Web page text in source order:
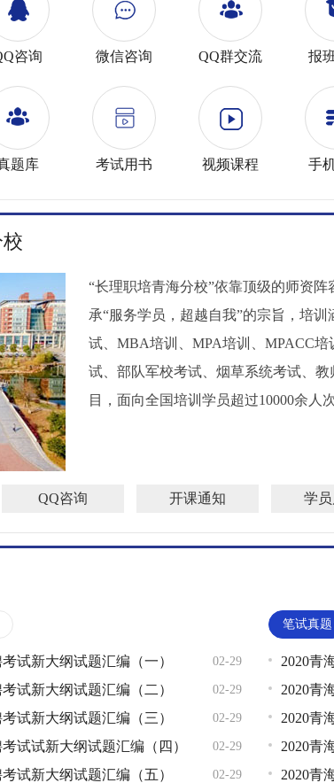
咨询 微信咨询 QQ群交流 报
题库 考试用书 视频课程 手
“长理职培青海分校”依靠顶级的师资
承“服务学员，超越自我”的宗旨，培
试、MBA培训、MPA培训、MPACC
试、部队军校考试、烟草系统考试、
目，面向全国培训学员超过10000余人
QQ咨询 开课通知 学
02-29
试新大纲试题汇编（一）
02-29
试新大纲试题汇编（二）
02-29
试新大纲试题汇编（三）
02-29
试试新大纲试题汇编（四）
02-29
试新大纲试题汇编（五）
笔试真题
2020青
2020青
2020青
2020青
2020青